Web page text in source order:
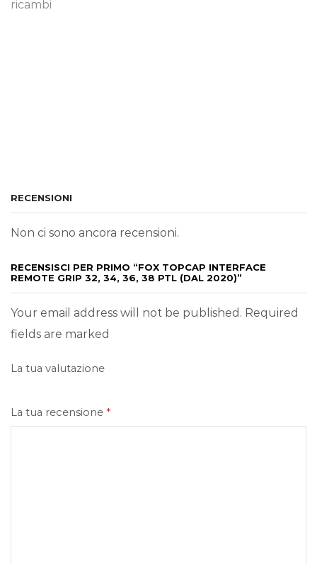
ricambi
RECENSIONI
Non ci sono ancora recensioni.
RECENSISCI PER PRIMO “FOX TOPCAP INTERFACE
REMOTE GRIP 32, 34, 36, 38 PTL (DAL 2020)”
Your email address will not be published. Required
fields are marked
La tua valutazione
La tua recensione *